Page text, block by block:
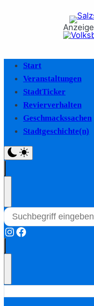
Anzeige
Start
Veranstaltungen
StadtTicker
Revierverhalten
Geschmackssachen
Stadtgeschichte(n)
Instagram
Facebook